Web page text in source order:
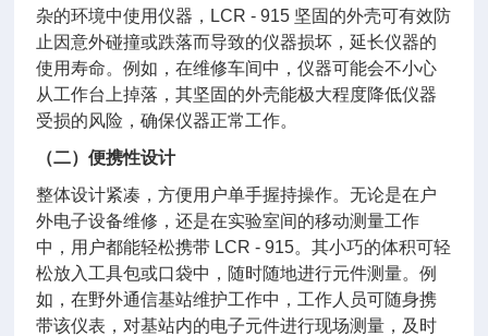
杂的环境中使用仪器，LCR - 915 坚固的外壳可有效防
止因意外碰撞或跌落而导致的仪器损坏，延长仪器的
使用寿命。例如，在维修车间中，仪器可能会不小心
从工作台上掉落，其坚固的外壳能极大程度降低仪器
受损的风险，确保仪器正常工作。
（二）便携性设计
整体设计紧凑，方便用户单手握持操作。无论是在户
外电子设备维修，还是在实验室间的移动测量工作
中，用户都能轻松携带 LCR - 915。其小巧的体积可轻
松放入工具包或口袋中，随时随地进行元件测量。例
如，在野外通信基站维护工作中，工作人员可随身携
带该仪表，对基站内的电子元件进行现场测量，及时